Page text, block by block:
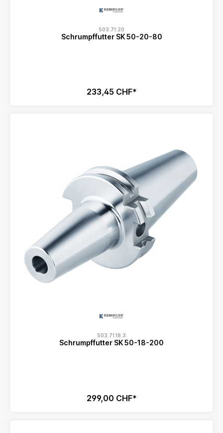
503.71.20
Schrumpffutter SK 50-20-80
233,45 CHF*
503.71.18.3
Schrumpffutter SK 50-18-200
299,00 CHF*